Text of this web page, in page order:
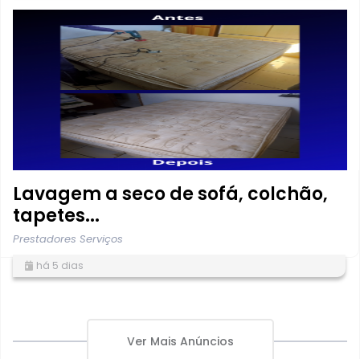
Lavagem a seco de sofá, colchão,
tapetes...
Prestadores Serviços
há 5 dias
Ver Mais Anúncios